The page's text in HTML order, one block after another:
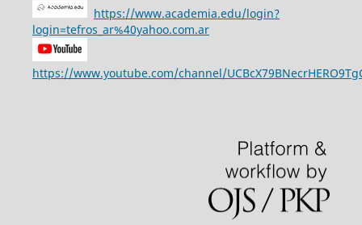
https://www.academia.edu/login?
login=tefros_ar%40yahoo.com.ar
https://www.youtube.com/channel/